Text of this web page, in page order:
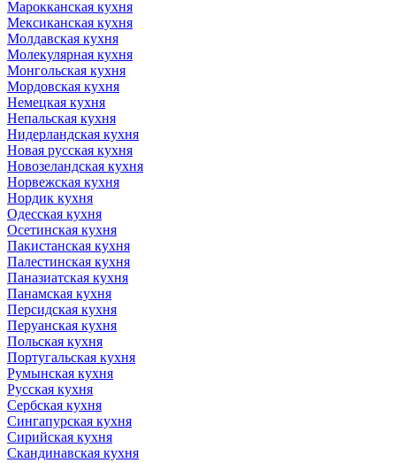
Марокканская кухня
Мексиканская кухня
Молдавская кухня
Молекулярная кухня
Монгольская кухня
Мордовская кухня
Немецкая кухня
Непальская кухня
Нидерландская кухня
Новая русская кухня
Новозеландская кухня
Норвежская кухня
Нордик кухня
Одесская кухня
Осетинская кухня
Пакистанская кухня
Палестинская кухня
Паназиатская кухня
Панамская кухня
Персидская кухня
Перуанская кухня
Польская кухня
Португальская кухня
Румынская кухня
Русская кухня
Сербская кухня
Сингапурская кухня
Сирийская кухня
Скандинавская кухня